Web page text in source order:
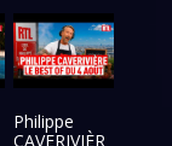
Philippe
CAVERIVIÈR